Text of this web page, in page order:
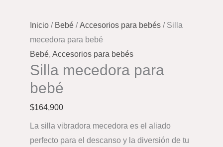
Inicio / Bebé /Accesorios para bebés / Silla
mecedora para bebé
Bebé, Accesorios para bebés
Silla mecedora para
bebé
$164,900
La silla vibradora mecedora es el aliado
perfecto para el descanso y la diversión de tu